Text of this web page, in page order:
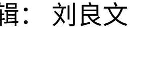
： 刘良文